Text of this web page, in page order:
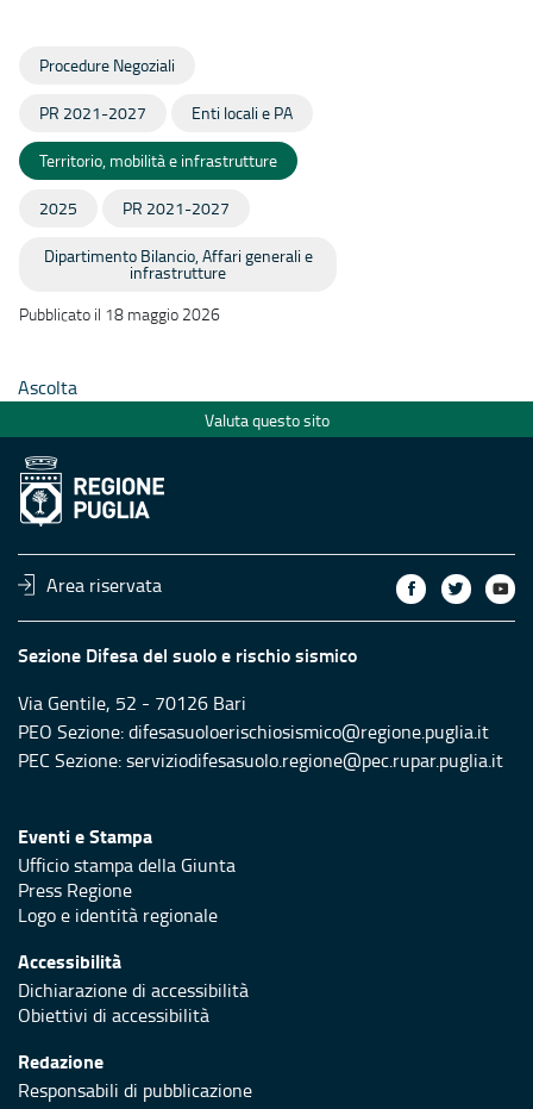
Procedure Negoziali
PR 2021-2027 Enti locali e PA
Territorio, mobilità e infrastrutture
2025 PR 2021-2027
Dipartimento Bilancio, Affari generali e
infrastrutture
Pubblicato il 18 maggio 2026
Ascolta
Valuta questo sito
Area riservata
Sezione Difesa del suolo e rischio sismico
Via Gentile, 52 - 70126 Bari
PEO Sezione: difesasuoloerischiosismico@regione.puglia.it
PEC Sezione: serviziodifesasuolo.regione@pec.rupar.puglia.it
Eventi e Stampa
Ufficio stampa della Giunta
Press Regione
Logo e identità regionale
Accessibilità
Dichiarazione di accessibilità
Obiettivi di accessibilità
Redazione
Responsabili di pubblicazione